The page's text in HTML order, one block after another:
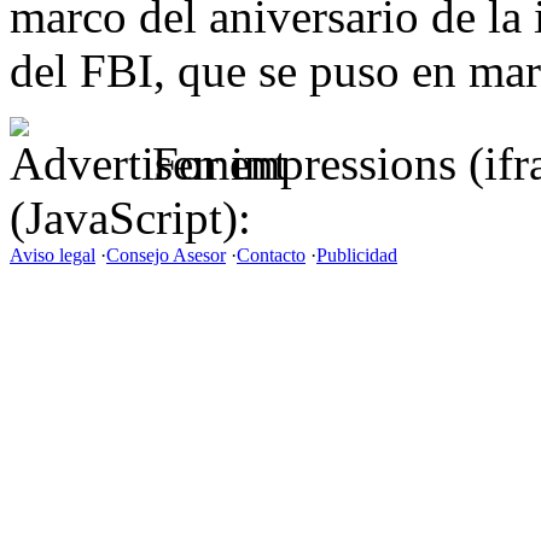
marco del aniversario de
del FBI, que se puso en
For impressions
(JavaScript):
Aviso legal ·Consejo Asesor·Contacto ·Publicidad